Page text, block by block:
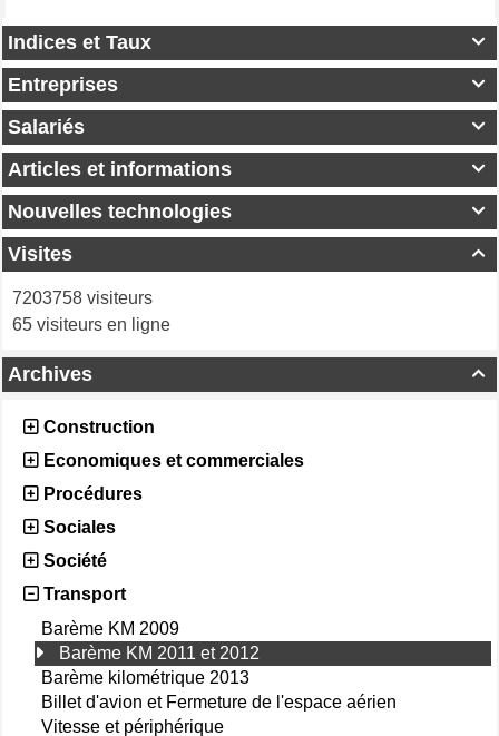

Indices et Taux

Entreprises

Salariés

Articles et informations

Nouvelles technologies

Visites
7203758 visiteurs
65 visiteurs en ligne

Archives
Construction
Economiques et commerciales
Procédures
Sociales
Société
Transport
Barème KM 2009
Barème KM 2011 et 2012
Barème kilométrique 2013
Billet d'avion et Fermeture de l'espace aérien
Vitesse et périphérique